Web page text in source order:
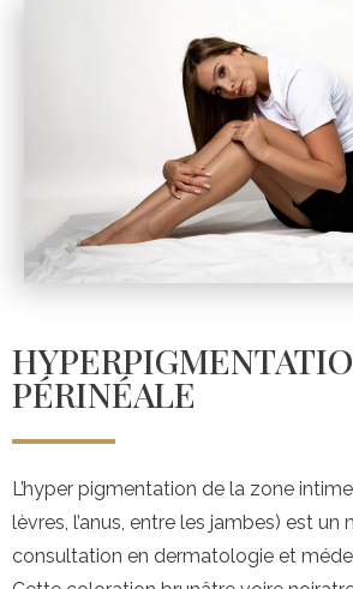
PÉRINÉALE
L’hyper pigmentation de la zone
lèvres, l’anus, entre les jambes) est
consultation en dermatologie et